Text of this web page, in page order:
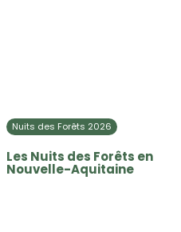
Nuits des Forêts 2026
Les Nuits des Forêts en
Nouvelle-Aquitaine